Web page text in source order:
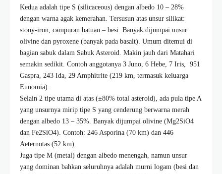
Kedua adalah tipe S (silicaceous) dengan albedo 10 – 28%
dengan warna agak kemerahan. Tersusun atas unsur silikat:
stony-iron, campuran batuan – besi. Banyak dijumpai unsur
olivine dan pyroxene (banyak pada basalt). Umum ditemui di
bagian sabuk dalam Sabuk Asteroid. Makin jauh dari Matahari
semakin sedikit. Contoh anggotanya 3 Juno, 6 Hebe, 7 Iris, 951
Gaspra, 243 Ida, 29 Amphitrite (219 km, termasuk keluarga
Eunomia).
Selain 2 tipe utama di atas (±80% total asteroid), ada pula tipe A
yang unsurnya mirip tipe S yang cenderung berwarna merah
dengan albedo 13 – 35%. Banyak dijumpai olivine (Mg2SiO4
dan Fe2SiO4). Contoh: 246 Asporina (70 km) dan 446
Aeternotas (52 km).
Juga tipe M (metal) dengan albedo menengah, namun unsur
yang dominan bahkan seluruhnya adalah murni logam (besi dan